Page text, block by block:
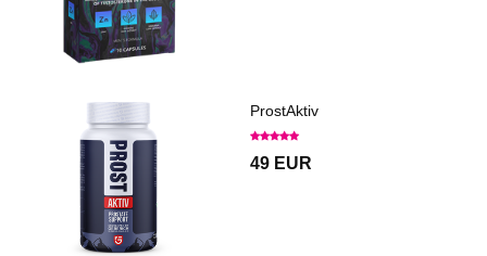
ProstAktiv
49 EUR